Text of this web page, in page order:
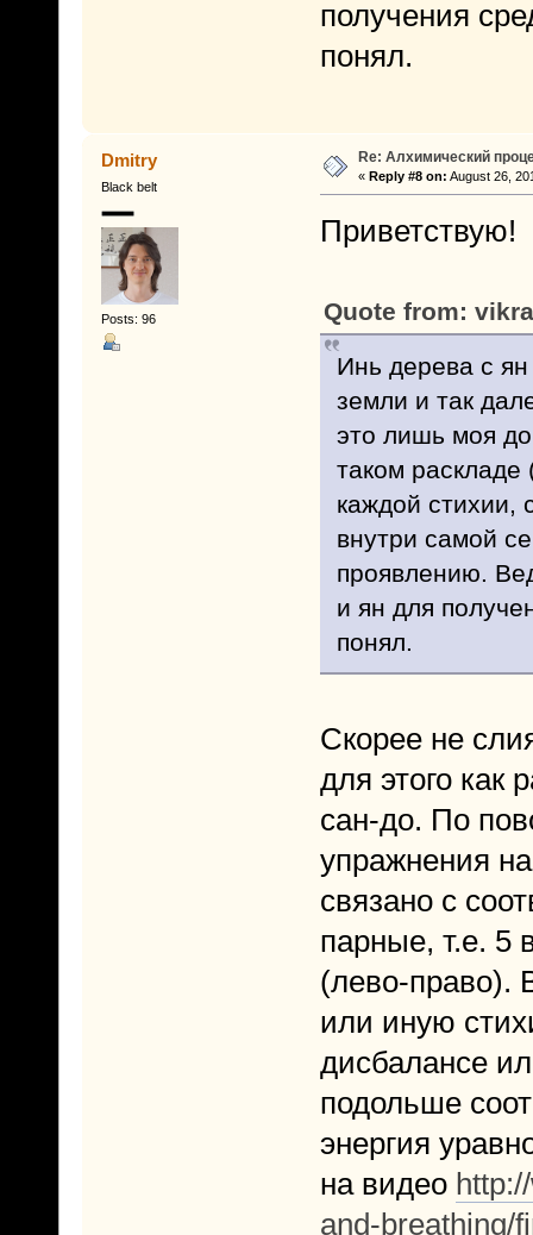
получения
понял.
Dmitry
Black belt
Posts: 96
Re: Алхимический
« Reply #8 on: August 26,
Приветствую!
Quote from:
Инь дерева с
земли и так
это лишь моя
таком раскладе
каждой стихии,
внутри самой
проявлению.
и ян для
понял.
Скорее не
для этого как
сан-до. По
упражнения
связано с
парные, т.е. 5
(лево-право).
или иную
дисбалансе
подольше
энергия
на видео
and-breathing/